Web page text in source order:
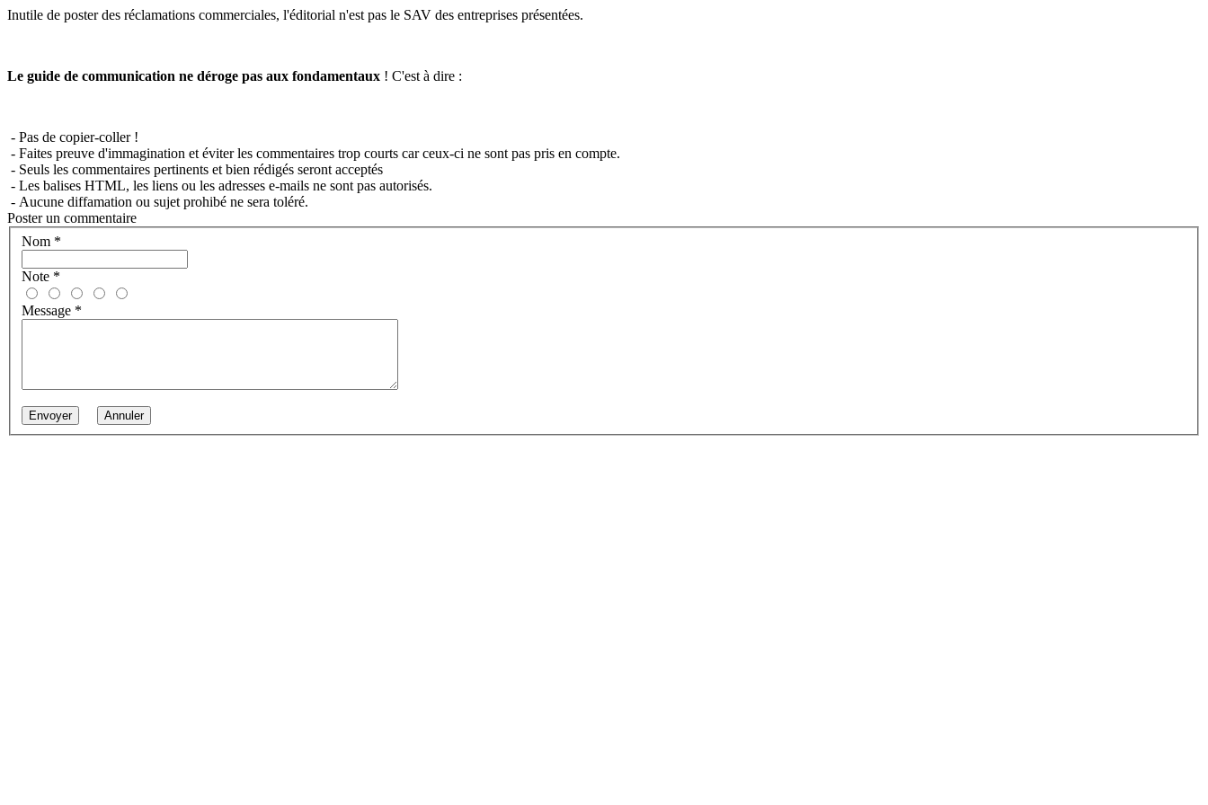
Inutile de poster des réclamations commerciales, l'éditorial n'est pas le SAV des entreprises présentées.
Le guide de communication ne déroge pas aux fondamentaux ! C'est à dire :
- Pas de copier-coller !
- Faites preuve d'immagination et éviter les commentaires trop courts car ceux-ci ne sont pas pris en compte.
- Seuls les commentaires pertinents et bien rédigés seront acceptés
- Les balises HTML, les liens ou les adresses e-mails ne sont pas autorisés.
- Aucune diffamation ou sujet prohibé ne sera toléré.
Poster un commentaire
Nom *
Note *
Message *